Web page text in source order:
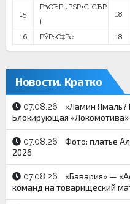
15
РћСЂРµРЅР±СѓСЂР
і
18
16 РЎРѕС‡Рё 18
Новости. Кратко
07.08.26
«Ламин Ямаль?
Блокирующая
07.08.26
Фото: платье
2026
07.08.26
«Бавария» —
команд на товарищеский